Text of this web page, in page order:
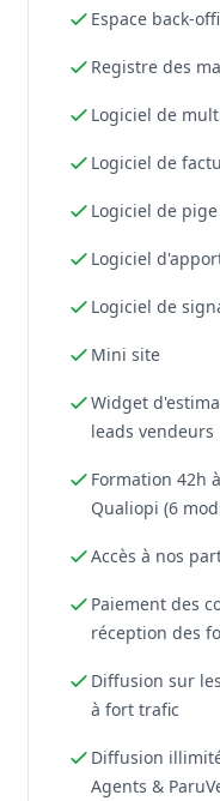
Espace back-
Registre des
Logiciel de
Logiciel de
Logiciel de
Logiciel
Logiciel de
Mini site
Widget
leads vendeurs
Formation 42h
Qualiopi (6
Accès à nos
Paiement des
réception des
Diffusion sur
à fort trafic
Diffusion
Agents &